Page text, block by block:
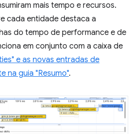
mais tempo e recursos.
cada entidade destaca a
do tempo de performance e de
em conjunto com a caixa de
e as novas entradas de
na guia "Resumo".